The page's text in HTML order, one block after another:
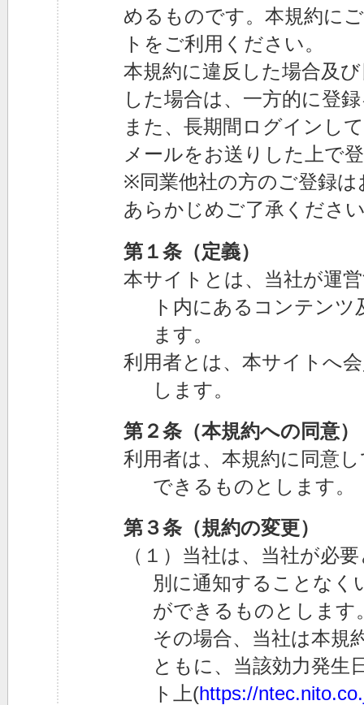
めるものです。本規約に
トをご利用ください。
本規約に違反した場合及
した場合は、一方的に登
また、長期間ログインし
メールをお送りした上で
※同業他社の方のご登録
あらかじめご了承くださ
第１条（定義）
本サイトとは、当社が運
ト内にあるコンテン
ます。
利用者とは、本サイトへ
します。
第２条（本規約への同意）
利用者は、本規約に同意
できるものとします。
第３条（規約の変更）
（１）当社は、当社が必
別に通知することなく
ができるものとします
その場合、当社は本規
ともに、当該効力発生
ト上(https://